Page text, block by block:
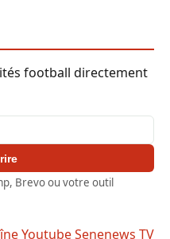
football directement
Brevo ou votre outil